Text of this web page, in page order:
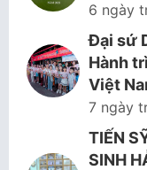
6 ngày
Đại sứ
Hành
Việt
7 ngày
TIẾN
SINH